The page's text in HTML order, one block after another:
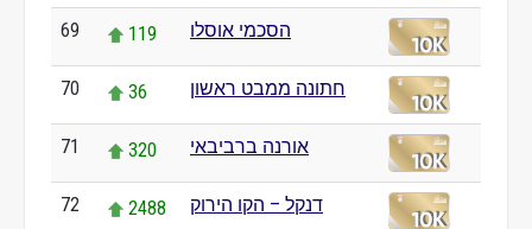
69 119 הסכמי אוסלו
70 36 חתונה ממבט ראשון
71 320 אורנה ברביבאי
72 2488 דנקל – הקו הירוק